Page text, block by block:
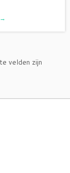
→
velden zijn